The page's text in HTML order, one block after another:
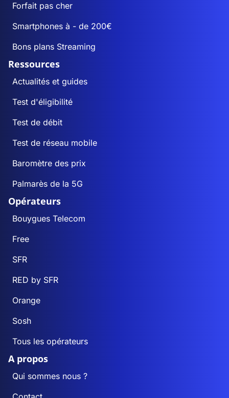
Forfait pas cher
Smartphones à - de 200€
Bons plans Streaming
Ressources
Actualités et guides
Test d'éligibilité
Test de débit
Test de réseau mobile
Baromètre des prix
Palmarès de la 5G
Opérateurs
Bouygues Telecom
Free
SFR
RED by SFR
Orange
Sosh
Tous les opérateurs
A propos
Qui sommes nous ?